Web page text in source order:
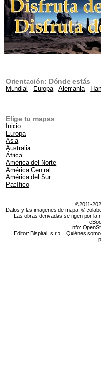
Orientación: Dónde estás
Mundial - Europa-Alemania-
Elige tu mapas
Inicio
Europa
Asia
Australia
África
América del Norte
América Central
América del Sur
Pacífico
©2011-
Datos y las imágenes de mapa: ©
Las obras derivadas se rigen por la
Info:
Editor: Bispiral, s.r.o. | Quiénes